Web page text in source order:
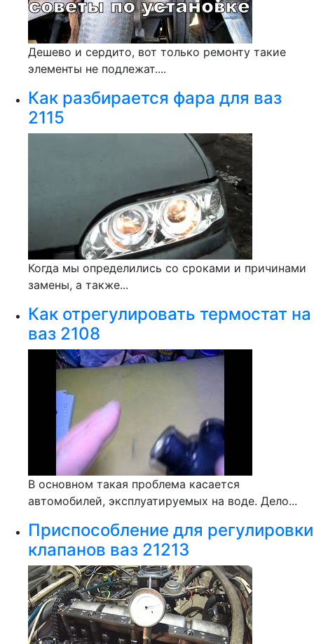
Дешево и сердито, вот только ремонту такие
элементы не подлежат....
Как разбирается фара для ваз
2115
Когда мы определились со сроками и причинами
замены, а также...
Как отрегулировать термостат на
ваз 2108
В основном такая проблема касается
автомобилей, эксплуатируемых на воде. Дело...
Приспособление для регулировки
клапанов ваз 21213